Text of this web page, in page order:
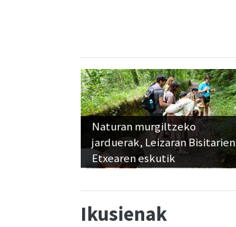
Naturan murgiltzeko
jarduerak, Leizaran Bisitarien
Etxearen eskutik
Ikusienak